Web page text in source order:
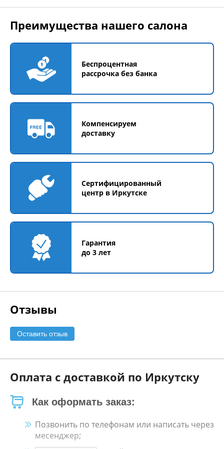
Преимущества нашего салона
Беспроцентная
рассрочка без банка
Компенсируем
доставку
Сертифицированный
центр в Иркутске
Гарантия
до 3 лет
Отзывы
Оставить отзыв
Оплата с доставкой по Иркутску
Как оформать заказ:
Позвонить по телефонам или написать через
месенджер;